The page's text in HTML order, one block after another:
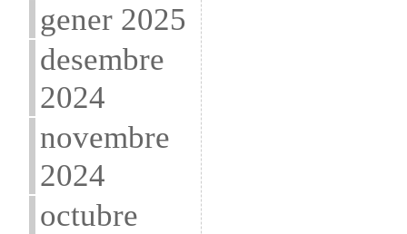
gener 2025
desembre
2024
novembre
2024
octubre